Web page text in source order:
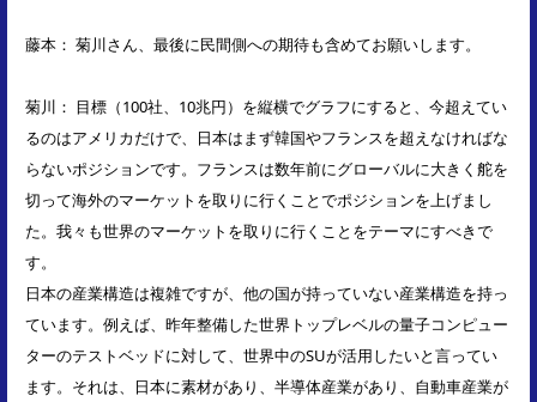
藤本： 菊川さん、最後に民間側への期待も含めてお願いします。
菊川： 目標（100社、10兆円）を縦横でグラフにすると、今超えてい
るのはアメリカだけで、日本はまず韓国やフランスを超えなければな
らないポジションです。フランスは数年前にグローバルに大きく舵を
切って海外のマーケットを取りに行くことでポジションを上げまし
た。我々も世界のマーケットを取りに行くことをテーマにすべきで
す。
日本の産業構造は複雑ですが、他の国が持っていない産業構造を持っ
ています。例えば、昨年整備した世界トップレベルの量子コンピュー
ターのテストベッドに対して、世界中のSUが活用したいと言ってい
ます。それは、日本に素材があり、半導体産業があり、自動車産業が